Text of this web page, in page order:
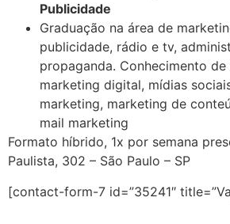
Publicidade
Graduação na área de
publicidade, rádio e tv,
propaganda. Conhecimento
marketing digital, mídias
marketing, marketing de
mail marketing
Formato híbrido, 1x por semana
Paulista, 302 – São Paulo – SP
[contact-form-7 id=”35241″